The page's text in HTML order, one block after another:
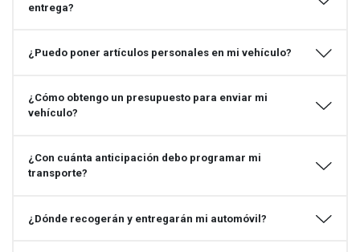
entrega?
¿Puedo poner artículos personales en mi vehículo?
¿Cómo obtengo un presupuesto para enviar mi
vehículo?
¿Con cuánta anticipación debo programar mi
transporte?
¿Dónde recogerán y entregarán mi automóvil?